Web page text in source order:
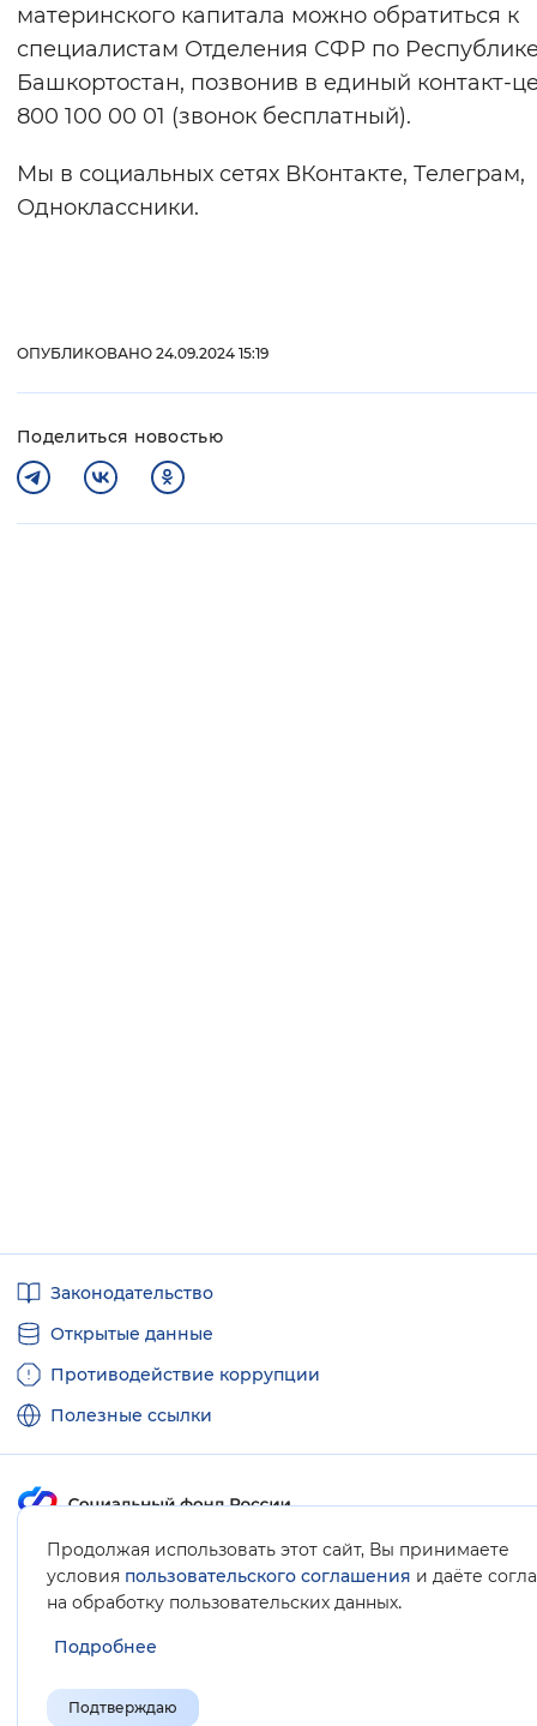
материнского капитала можно обратиться к
специалистам Отделения СФР по
Башкортостан, позвонив в единый контакт-
800 100 00 01 (звонок бесплатный).
Мы в социальных сетях ВКонтакте, Телеграм,
Одноклассники.
ОПУБЛИКОВАНО 24.09.2024 15:19
Поделиться новостью
Продолжая использовать этот сайт, Вы принимаете
условия пользовательского соглашения и даёте
на обработку пользовательских данных.
Подробнее
Подтверждаю
ссылкиЗаконодательство
Открытые данные
Противодействие коррупции
Полезные ссылки
Карта сайта